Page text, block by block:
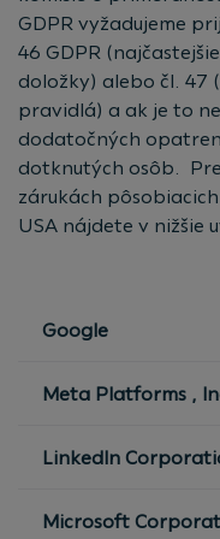
GDPR vyžadujeme
46 GDPR
doložky) alebo čl. 47
pravidlá) a ak je to
dodatočných
dotknutých osôb.
zárukách
USA nájdete v nižšie
Google
Meta Platforms ,
LinkedIn
Microsoft